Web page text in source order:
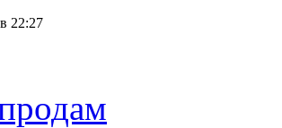
в 22:27